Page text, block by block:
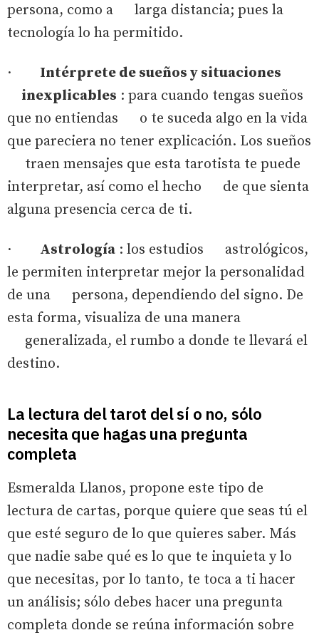
persona, como a larga distancia; pues la
tecnología lo ha permitido.
· Intérprete de sueños y situaciones
inexplicables : para cuando tengas sueños
que no entiendas o te suceda algo en la vida
que pareciera no tener explicación. Los sueños
traen mensajes que esta tarotista te puede
interpretar, así como el hecho de que sienta
alguna presencia cerca de ti.
· Astrología : los estudios astrológicos,
le permiten interpretar mejor la personalidad
de una persona, dependiendo del signo. De
esta forma, visualiza de una manera
generalizada, el rumbo a donde te llevará el
destino.
La lectura del tarot del sí o no, sólo
necesita que hagas una pregunta
completa
Esmeralda Llanos, propone este tipo de
lectura de cartas, porque quiere que seas tú el
que esté seguro de lo que quieres saber. Más
que nadie sabe qué es lo que te inquieta y lo
que necesitas, por lo tanto, te toca a ti hacer
un análisis; sólo debes hacer una pregunta
completa donde se reúna información sobre